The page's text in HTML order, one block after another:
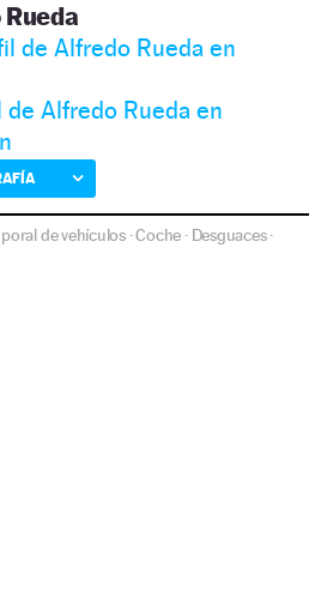
de Alfredo Rueda en
de Alfredo Rueda en
de vehículos ·Coche · Desguaces·